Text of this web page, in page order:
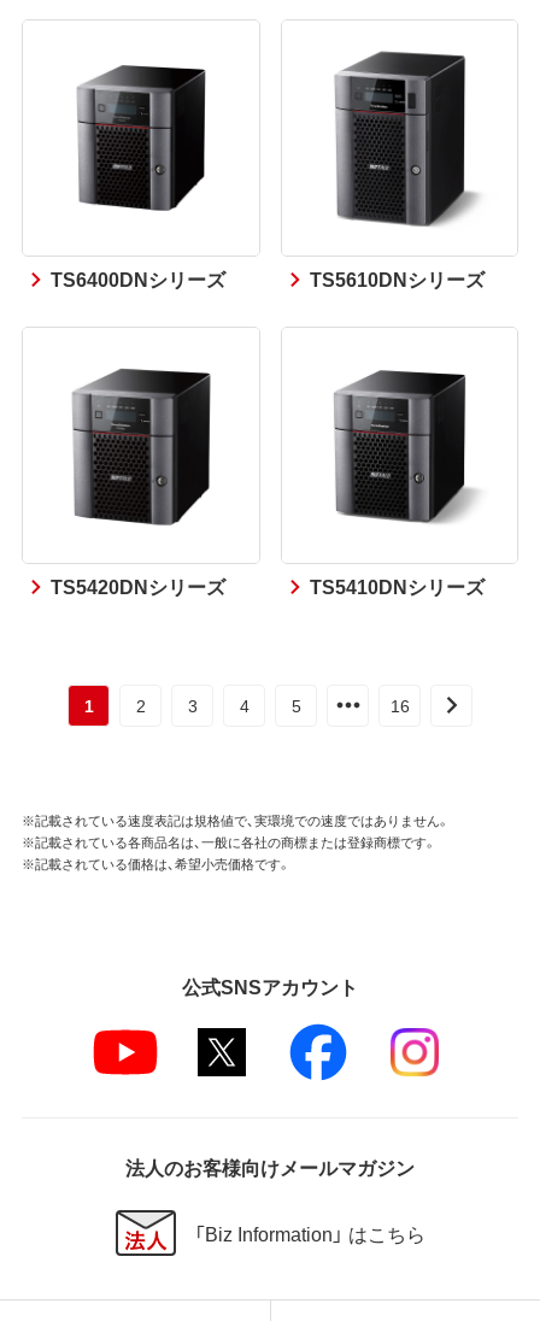
TS6400DNシリーズ TS5610DNシリーズ
TS5420DNシリーズ TS5410DNシリーズ
1 2 3 4 5 16
※記載されている速度表記は規格値で、実環境での速度ではありません。
※記載されている各商品名は、一般に各社の商標または登録商標です。
※記載されている価格は、希望小売価格です。
公式SNSアカウント
法人のお客様向けメールマガジン
「Biz Information」 はこちら